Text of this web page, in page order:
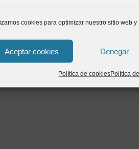
cookies para optimizar nuestro sitio web y
Aceptar cookies Denegar
Política de cookiesPolítica